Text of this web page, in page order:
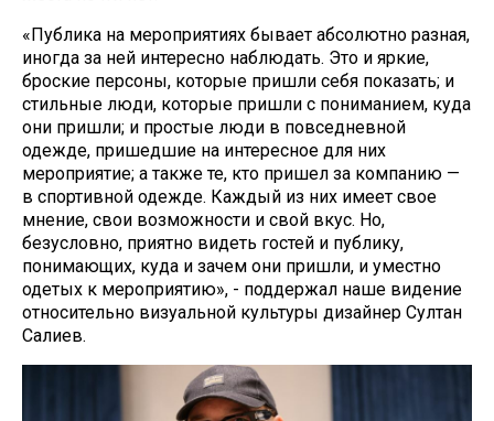
«Публика на мероприятиях бывает абсолютно разная,
иногда за ней интересно наблюдать. Это и яркие,
броские персоны, которые пришли себя показать; и
стильные люди, которые пришли с пониманием, куда
они пришли; и простые люди в повседневной
одежде, пришедшие на интересное для них
мероприятие; а также те, кто пришел за компанию —
в спортивной одежде. Каждый из них имеет свое
мнение, свои возможности и свой вкус. Но,
безусловно, приятно видеть гостей и публику,
понимающих, куда и зачем они пришли, и уместно
одетых к мероприятию», - поддержал наше видение
относительно визуальной культуры дизайнер Султан
Салиев.